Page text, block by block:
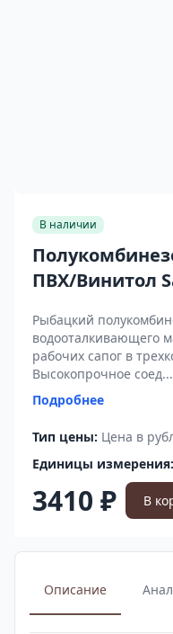
В наличии
ПВХ/Винитол
Рыбацкий
водооталкивающего
рабочих сапог в
Высокопрочное соед...
Подробнее
Тип цены: Цена в
Единицы измерения:
3410 ₽ В
Описание